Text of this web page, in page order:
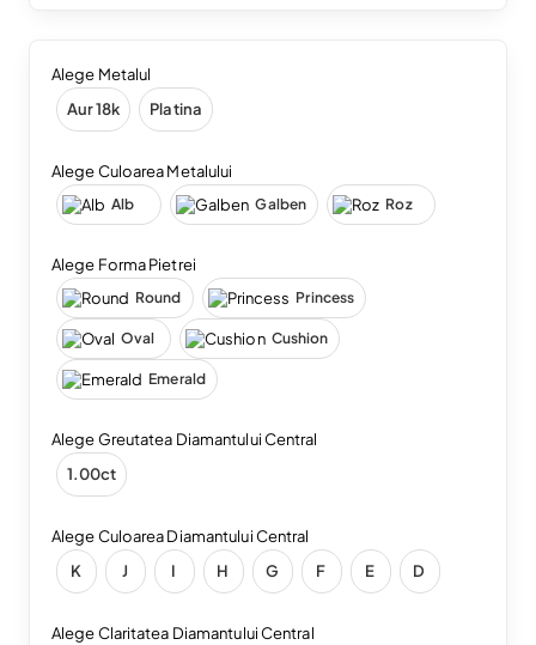
Alege Metalul
Aur 18k
Platina
Alege Culoarea Metalului
Alb Galben Roz
Alege Forma Pietrei
Round Princess
Oval Cushion
Emerald
Alege Greutatea Diamantului Central
1.00ct
Alege Culoarea Diamantului Central
K
J I H G F E D
Alege Claritatea Diamantului Central